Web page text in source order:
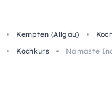
Kempten (Allgäu)
Kochkurs Namaste